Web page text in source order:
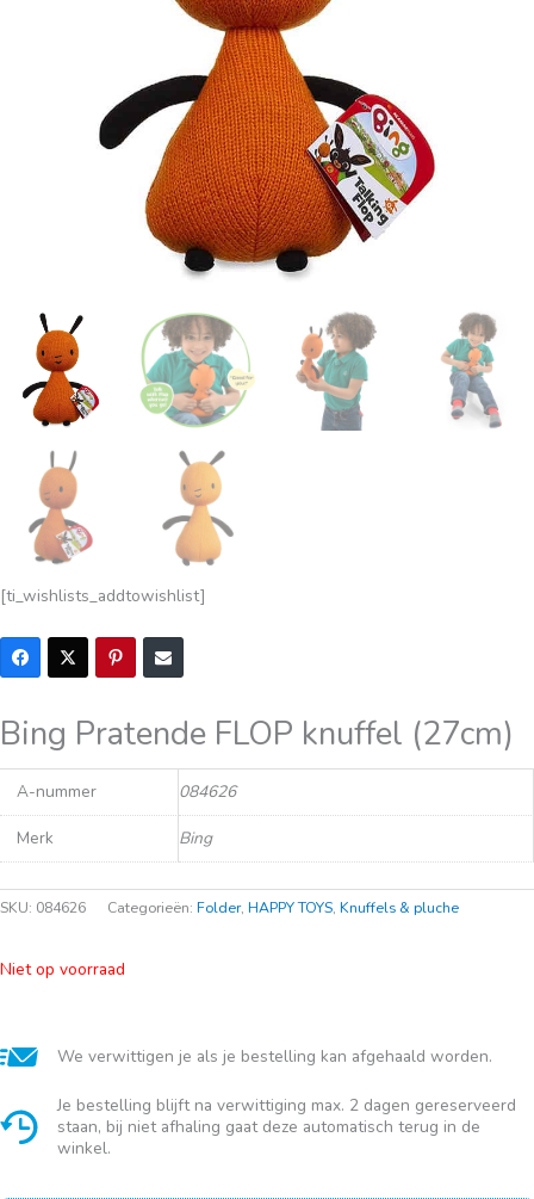
[ti_wishlists_addtowishlist]
Bing Pratende FLOP knuffel (27cm)
A-nummer 084626
Merk Bing
SKU: 084626 Categorieën: Folder, HAPPY TOYS, Knuffels & pluche
Niet op voorraad
We verwittigen je als je bestelling kan afgehaald worden.
Je bestelling blijft na verwittiging max. 2 dagen gereserveerd
staan, bij niet afhaling gaat deze automatisch terug in de
winkel.